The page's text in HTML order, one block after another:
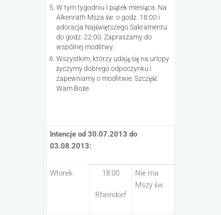
W tym tygodniu I piątek miesiąca. Na
Alkenrath Msza św. o godz. 18:00 i
adoracja Najświętszego Sakramentu
do godz. 22:00. Zapraszamy do
wspólnej modlitwy.
Wszystkim, którzy udają się na urlopy
życzymy dobrego odpoczynku i
zapewniamy o modlitwie. Szczęść
Wam Boże.
Intencje od 30.07.2013 do
03.08.2013:
Wtorek 18:00
Rheindorf
Nie ma
Mszy św.